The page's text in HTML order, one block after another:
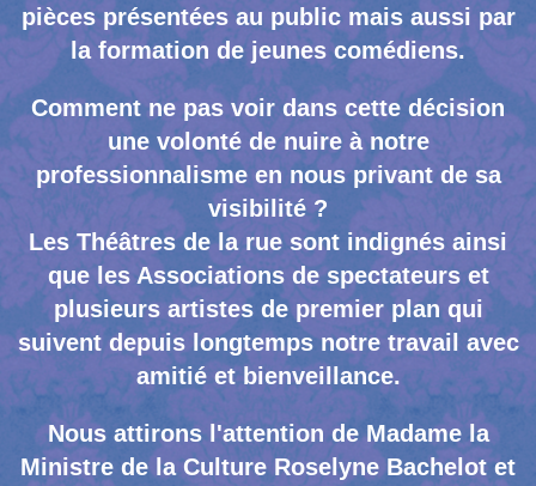
pièces présentées au public mais aussi par
la formation de jeunes comédiens.
Comment ne pas voir dans cette décision
une volonté de nuire à notre
professionnalisme en nous privant de sa
visibilité ?
Les Théâtres de la rue sont indignés ainsi
que les Associations de spectateurs et
plusieurs artistes de premier plan qui
suivent depuis longtemps notre travail avec
amitié et bienveillance.
Nous attirons l'attention de Madame la
Ministre de la Culture Roselyne Bachelot et